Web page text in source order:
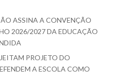
ASSINA A CONVENÇÃO
2026/2027 DA EDUCAÇÃO
PROJETO DO
A ESCOLA COMO